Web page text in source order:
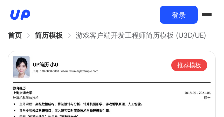
登录
首页 简历模板 游戏客户端开发工程师简历模板 (U3D/UE)
推荐模板